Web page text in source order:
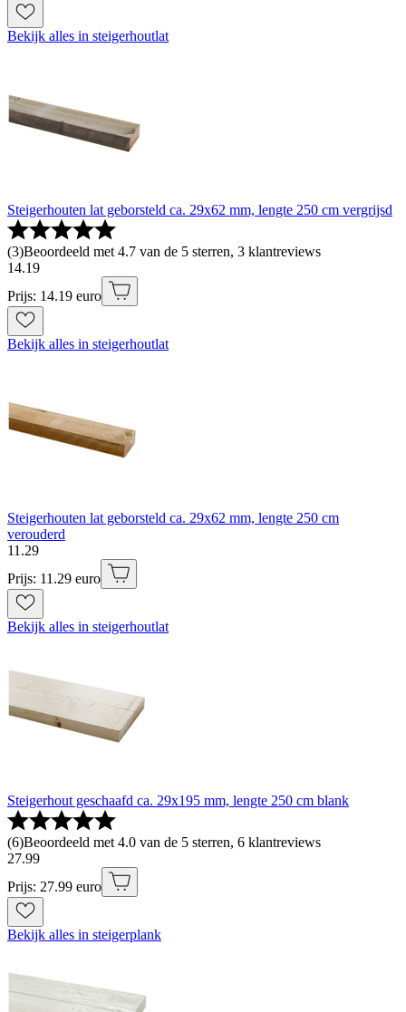
Bekijk alles in steigerhoutlat
Steigerhouten lat geborsteld ca. 29x62 mm, lengte 250 cm vergrijsd
(3)Beoordeeld met 4.7 van de 5 sterren, 3 klantreviews
14.19
Prijs: 14.19 euro
Bekijk alles in steigerhoutlat
Steigerhouten lat geborsteld ca. 29x62 mm, lengte 250 cm
verouderd
11 .29
Prijs: 11.29 euro
Bekijk alles in steigerhoutlat
Steigerhout geschaafd ca. 29x195 mm, lengte 250 cm blank
(6)Beoordeeld met 4.0 van de 5 sterren, 6 klantreviews
27.99
Prijs: 27.99 euro
Bekijk alles in steigerplank